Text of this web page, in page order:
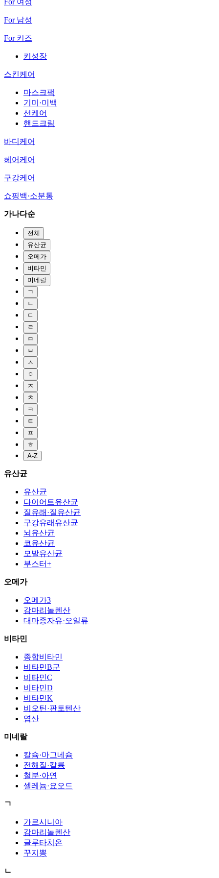
For 남성
For 키즈
키성장
스킨케어
마스크팩
기미·미백
선케어
핸드크림
바디케어
헤어케어
구강케어
쇼핑백·소분통
가나다순
전체
유산균
오메가
비타민
미네랄
ㄱ
ㄴ
ㄷ
ㄹ
ㅁ
ㅂ
ㅅ
ㅇ
ㅈ
ㅊ
ㅋ
ㅌ
ㅍ
ㅎ
A-Z
유산균
유산균
다이어트유산균
질유래·질유산균
구강유래유산균
뇌유산균
코유산균
모발유산균
부스터+
오메가
오메가3
감마리놀렌산
대마종자유·오일류
비타민
종합비타민
비타민B군
비타민C
비타민D
비타민K
비오틴·판토텐산
엽산
미네랄
칼슘·마그네슘
전해질·칼륨
철분·아연
셀레늄·요오드
ㄱ
가르시니아
감마리놀렌산
글루타치온
꾸지뽕
ㄴ